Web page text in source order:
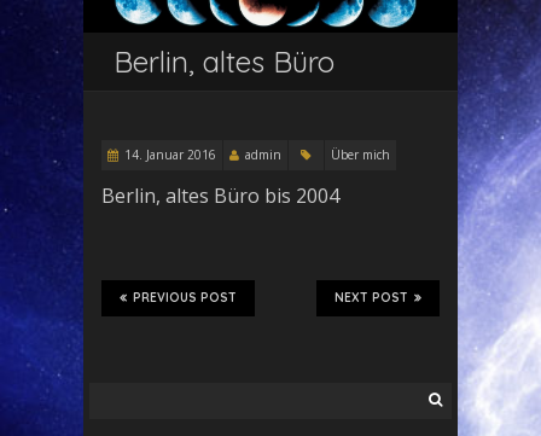
Berlin, altes Büro
14. Januar 2016 admin Über mich
Berlin, altes Büro bis 2004
NEXT POST
PREVIOUS POST